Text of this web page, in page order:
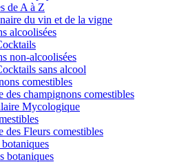
de A à Z
du vin et de la vigne
alcoolisées
non-alcoolisées
sans alcool
comestibles
des champignons comestibles
Mycologique
des Fleurs comestibles
botaniques